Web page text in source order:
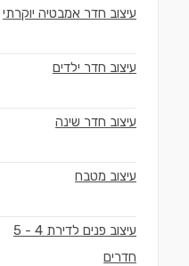
עיצוב חדר אמבטיה יוקרתי
עיצוב חדר ילדים
עיצוב חדר שינה
עיצוב מטבח
עיצוב פנים לדירת 4 - 5
חדרים